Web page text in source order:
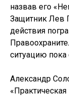
назвав его
Защитник Лев
действия
ситуацию
Александр
«Практическая